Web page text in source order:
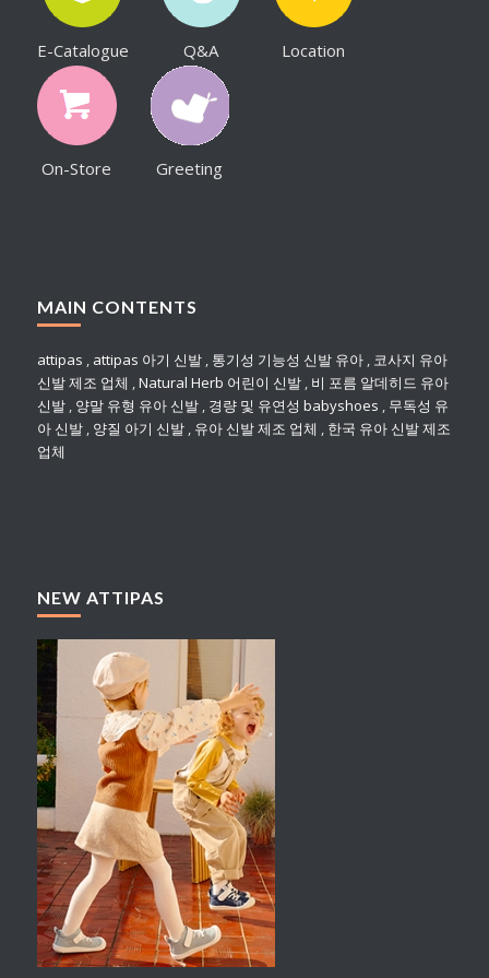
E-Catalogue Q&A Location
On-Store Greeting
MAIN CONTENTS
attipas , attipas 아기 신발, 통기성 기능성 신발 유아, 코사지 유아
신발 제조 업체 ,Natural Herb 어린이 신발, 비 포름 알데히드 유아
신발, 양말 유형 유아 신발, 경량 및 유연성 babyshoes , 무독성 유
아 신발, 양질 아기 신발, 유아 신발 제조 업체 , 한국 유아 신발 제조
업체
NEW ATTIPAS